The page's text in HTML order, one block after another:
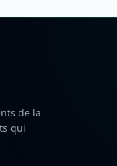
de la
qui